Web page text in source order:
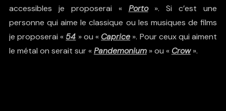
accessibles je proposerai « Porto». Si c’est une
personne qui aime le classique ou les musiques de films
je proposerai « 54 » ou « Caprice ». Pour ceux qui aiment
le métal on serait sur «Pandemonium» ou « Crow».